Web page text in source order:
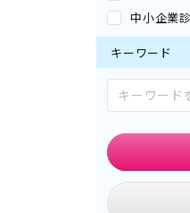
中小企業
キーワード